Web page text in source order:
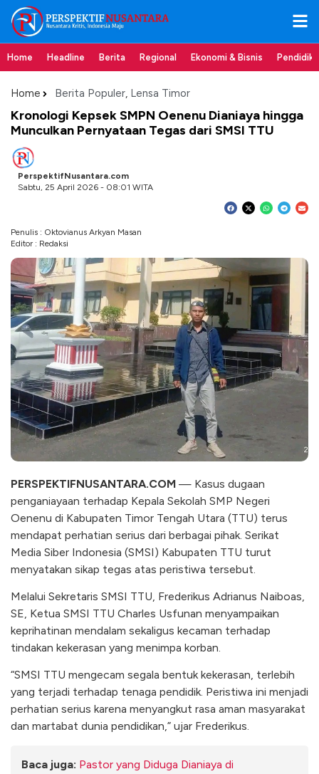
Home Headline Berita Regional Ekonomi & Bisnis
Home Berita Populer, Lensa Timor
Kronologi Kepsek SMPN Oenenu Dianiaya hingga
Munculkan Pernyataan Tegas dari SMSI TTU
PerspektifNusantara.com
Sabtu, 25 April 2026 - 08:01 WITA
Penulis : Oktovianus Arkyan Masan
Editor : Redaksi
PERSPEKTIFNUSANTARA.COM — Kasus dugaan
penganiayaan terhadap Kepala Sekolah SMP Negeri
Oenenu di Kabupaten Timor Tengah Utara (TTU) terus
mendapat perhatian serius dari berbagai pihak. Serikat
Media Siber Indonesia (SMSI) Kabupaten TTU turut
menyatakan sikap tegas atas peristiwa tersebut.
Melalui Sekretaris SMSI TTU, Frederikus Adrianus Naiboas,
SE, Ketua SMSI TTU Charles Usfunan menyampaikan
keprihatinan mendalam sekaligus kecaman terhadap
tindakan kekerasan yang menimpa korban.
“SMSI TTU mengecam segala bentuk kekerasan, terlebih
yang terjadi terhadap tenaga pendidik. Peristiwa ini menjadi
perhatian serius karena menyangkut rasa aman masyarakat
dan martabat dunia pendidikan,” ujar Frederikus.
Baca juga: Pastor yang Diduga Dianiaya di